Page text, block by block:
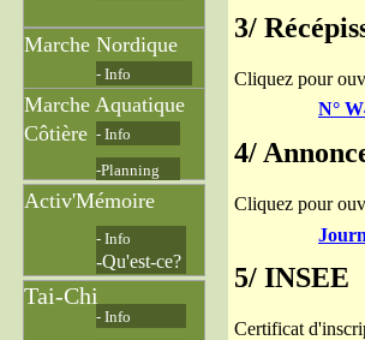
Tai-Chi
Activ'Mémoire
-Planning
- Info
Marche Nordique
- Info
- Info
Marche Aquatique
Côtière
-Qu'est-ce?
- Info
3/
Cliquez pour
4/
Cliquez pour
5/ INSEE
Certificat
N°